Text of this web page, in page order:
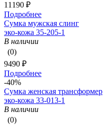
11190 ₽
Подробнее
Сумка мужская слинг
эко-кожа 35-205-1
В наличии
(0)
9490 ₽
Подробнее
-40%
Сумка женская трансформер
эко-кожа 33-013-1
В наличии
(0)